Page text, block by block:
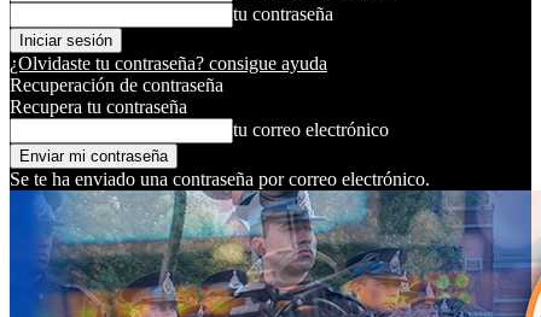
tu contraseña
¿Olvidaste tu contraseña? consigue ayuda
Recuperación de contraseña
Recupera tu contraseña
tu correo electrónico
Se te ha enviado una contraseña por correo electrónico.